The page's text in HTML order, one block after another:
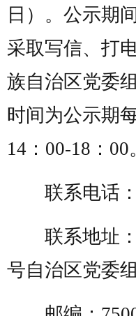
日）。公示期
采取写信、打
族自治区党委
时间为公示期
14：00-18：00
联系电话：
联系地址：
号自治区党委